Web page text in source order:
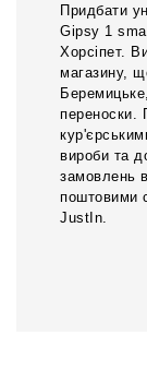
Придбати
Gipsy 1
Хорсіпет.
магазину,
переноски.
вироби та
замовлень
поштовими
JustIn.